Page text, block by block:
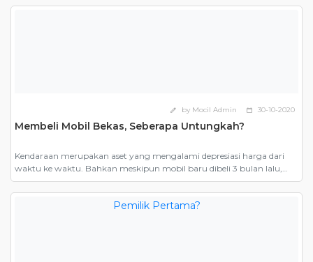
edit by Mocil Admin calendar_today 30-10-2020
Membeli Mobil Bekas, Seberapa Untungkah?
Kendaraan merupakan aset yang mengalami depresiasi harga dari
waktu ke waktu. Bahkan meskipun mobil baru dibeli 3 bulan lalu,
ketika dijual harganya tetap harus mengikuti harga jual mobil bekas.
Inilah salah satu yang menjadi alasan mengapa banyak orang
mengatakan bahwa membeli mobil bekas lebih murah. Namun,